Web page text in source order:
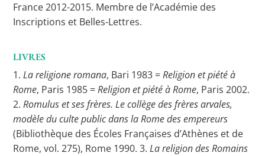
France 2012-2015. Membre de l’Académie des
Inscriptions et Belles-Lettres.
LIVRES
1.La religione romana, Bari 1983 =Religion et piété à
Rome, Paris 1985 =Religion et piété à Rome, Paris 2002.
2.Romulus et ses frères. Le collège des frères arvales,
modèle du culte public dans la Rome des empereurs
(Bibliothèque des Écoles Françaises d’Athènes et de
Rome, vol. 275), Rome 1990. 3.La religion des Romains